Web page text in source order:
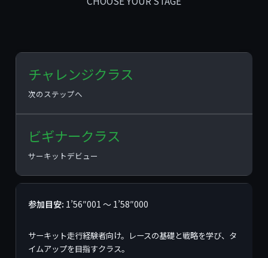
チャレンジクラス
次のステップへ
ビギナークラス
サーキットデビュー
参加目安: 1’56″001 〜 1’58″000
サーキット走行経験者向け。レースの基礎と戦略を学び、タ
イムアップを目指すクラス。